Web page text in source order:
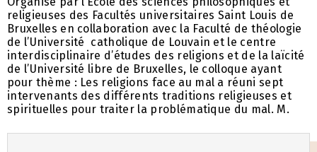
religieuses des Facultés universitaires Saint Louis de
Bruxelles en collaboration avec la Faculté de théologie
de l’Université catholique de Louvain et le centre
interdisciplinaire d’études des religions et de la laïcité
de l’Université libre de Bruxelles, le colloque ayant
pour thème : Les religions face au mal a réuni sept
intervenants des différents traditions religieuses et
spirituelles pour traiter la problématique du mal. M.